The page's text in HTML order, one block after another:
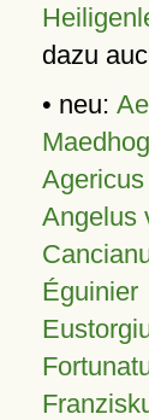
dazu
• neu:
Angelus
Éguinier